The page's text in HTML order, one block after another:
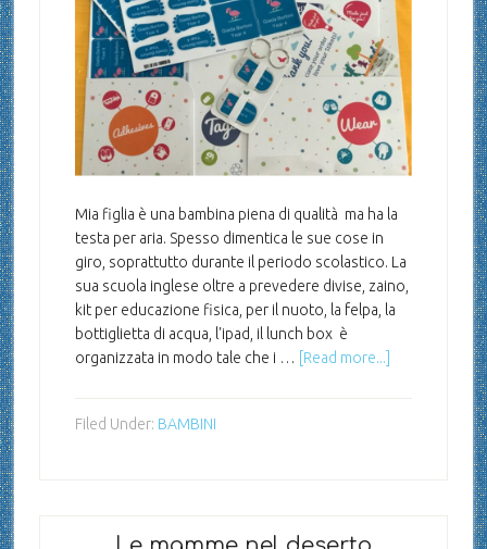
Mia figlia è una bambina piena di qualità ma ha la
testa per aria. Spesso dimentica le sue cose in
giro, soprattutto durante il periodo scolastico. La
sua scuola inglese oltre a prevedere divise, zaino,
kit per educazione fisica, per il nuoto, la felpa, la
bottiglietta di acqua, l'ipad, il lunch box è
organizzata in modo tale che i …
[Read more...]
Filed Under: BAMBINI